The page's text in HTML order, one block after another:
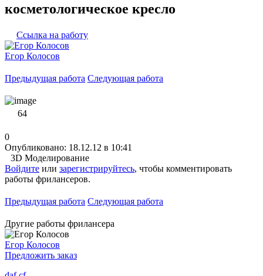
косметологическое кресло
Ссылка на работу
Егор Колосов
Предыдущая работа Следующая работа
64
0
Опубликовано: 18.12.12 в 10:41
3D Моделирование
Войдите или зарегистрируйтесь, чтобы комментировать
работы фрилансеров.
Предыдущая работа Следующая работа
Другие работы фрилансера
Егор Колосов
Предложить заказ